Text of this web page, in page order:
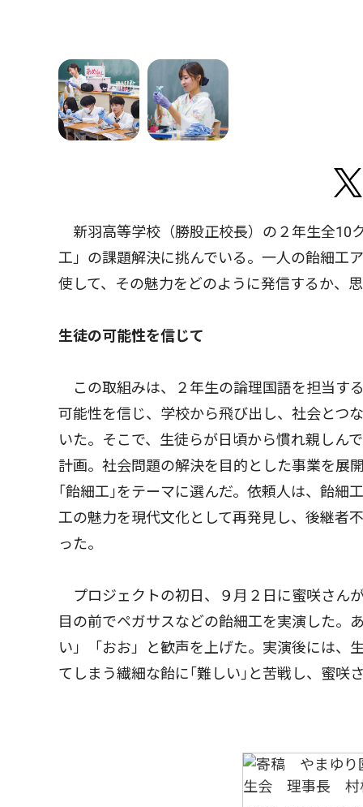
新羽高等学校（勝股正校長）の２年生全10
工」の課題解決に挑んでいる。一人の飴細工
使して、その魅力をどのように発信するか、
生徒の可能性を信じて
この取組みは、２年生の論理国語を担当す
可能性を信じ、学校から飛び出し、社会とつ
いた。そこで、生徒らが日頃から慣れ親しん
計画。社会問題の解決を目的とした事業を展
｢飴細工｣をテーマに選んだ。依頼人は、飴細
工の魅力を現代文化として再発見し、後継者
った。
プロジェクトの初日、９月２日に蜜咲さん
目の前でペガサスなどの飴細工を実演した。
い」「おお」と歓声を上げた。実演後には、
てしまう繊細な飴に｢難しい｣と苦戦し、蜜咲